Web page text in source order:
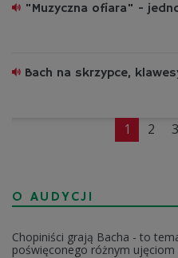
"Muzyczna ofiara" -
Bach na skrzypce,
1 2 3
O AUDYCJI
Chopiniści grają Bacha - to
poświęconego różnym